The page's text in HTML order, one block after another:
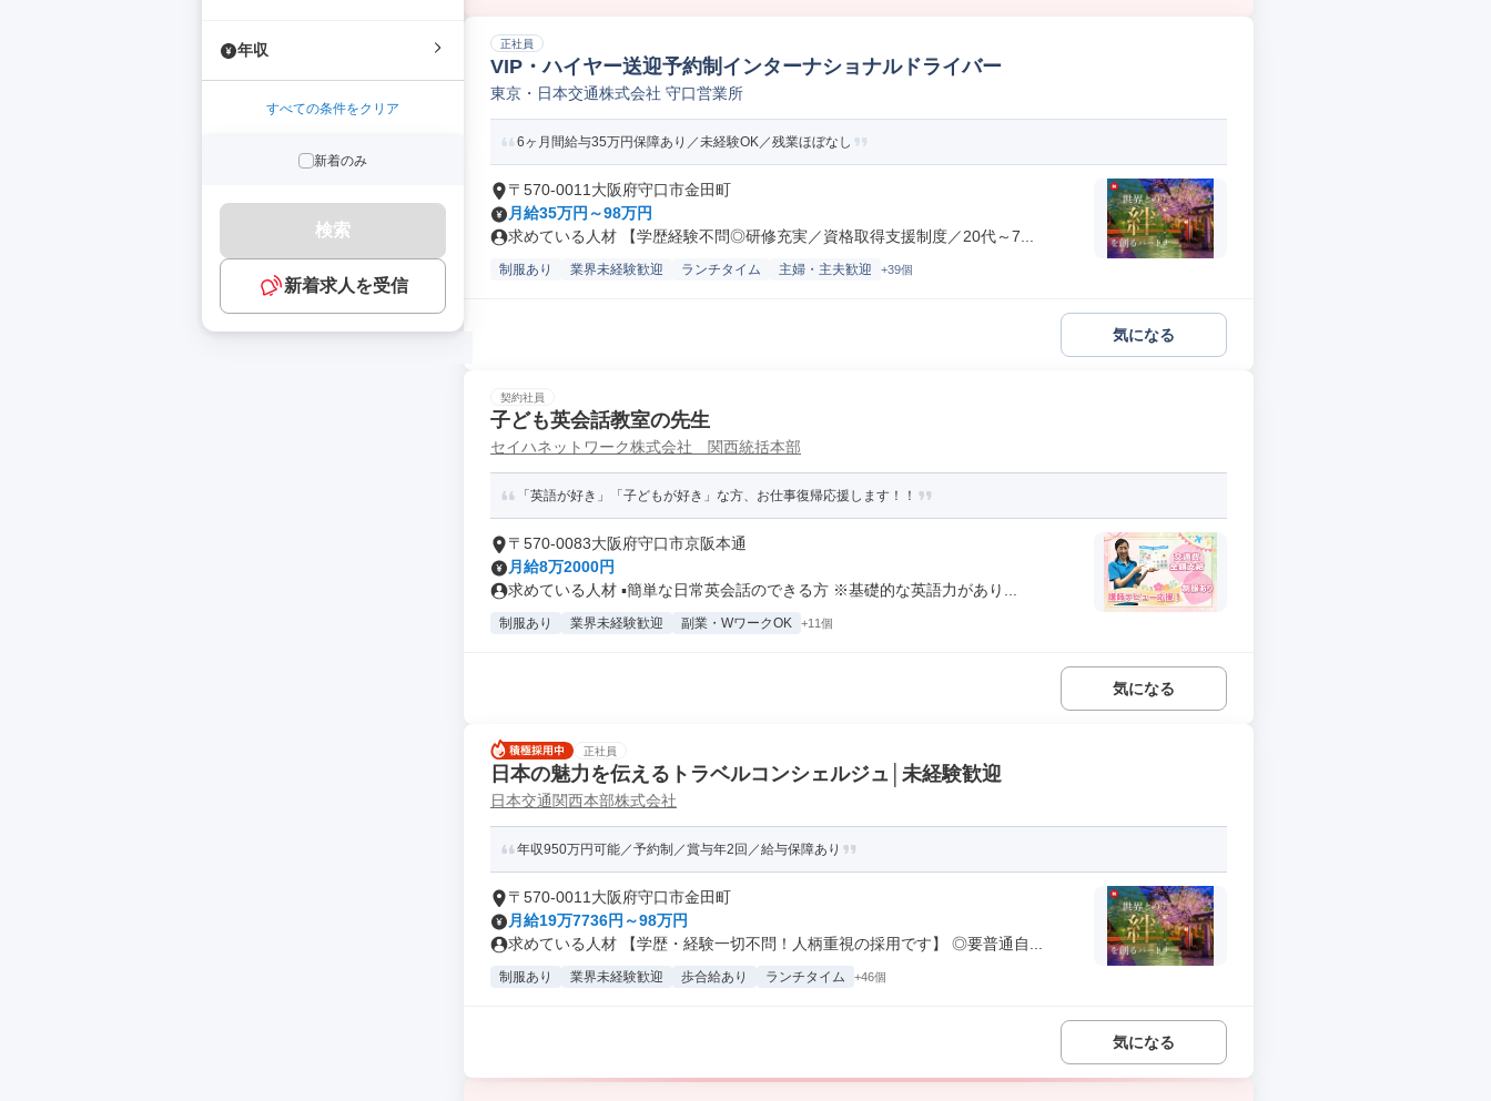
年収
すべての条件をクリア
新着のみ
検索
新着求人を受信
正社員
VIP・ハイヤー送迎予約制インターナショナルドライバー
東京・日本交通株式会社 守口営業所
6ヶ月間給与35万円保障あり／未経験OK／残業ほぼなし
〒570-0011大阪府守口市金田町
月給35万円～98万円
求めている人材 【学歴経験不問◎研修充実／資格取得支援制度／20代～7...
制服あり 業界未経験歓迎 ランチタイム 主婦・主夫歓迎 +39個
気になる
契約社員
子ども英会話教室の先生
セイハネットワーク株式会社 関西統括本部
「英語が好き」「子どもが好き」な方、お仕事復帰応援します！！
〒570-0083大阪府守口市京阪本通
月給8万2000円
求めている人材 ▪簡単な日常英会話のできる方 ※基礎的な英語力があり...
制服あり 業界未経験歓迎 副業・WワークOK +11個
気になる
正社員
日本の魅力を伝えるトラベルコンシェルジュ│未経験歓迎
日本交通関西本部株式会社
年収950万円可能／予約制／賞与年2回／給与保障あり
〒570-0011大阪府守口市金田町
月給19万7736円～98万円
求めている人材 【学歴・経験一切不問！人柄重視の採用です】 ◎要普通自...
制服あり 業界未経験歓迎 歩合給あり ランチタイム +46個
気になる